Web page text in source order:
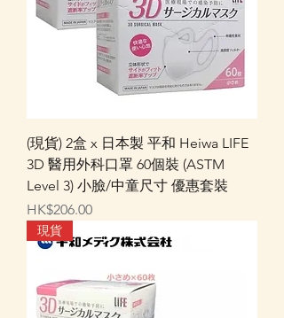
(現貨) 2盒 x 日本製 平和 Heiwa LIFE
3D 醫用外科口罩 60個裝 (ASTM
Level 3) 小臉/中童尺寸 優惠套裝
價格
HK$206.00
現貨